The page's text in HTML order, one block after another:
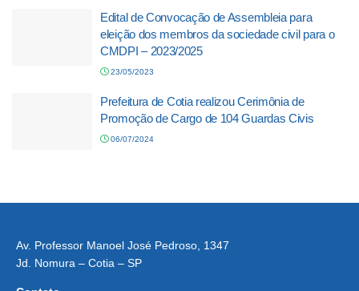
Edital de Convocação de Assembleia para
eleição dos membros da sociedade civil para o
CMDPI – 2023/2025
23/05/2023
Prefeitura de Cotia realizou Cerimônia de
Promoção de Cargo de 104 Guardas Civis
06/07/2024
Av. Professor Manoel José Pedroso, 1347
Jd. Nomura – Cotia – SP